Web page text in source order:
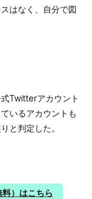
はなく、自分で図
Twitterアカウント
いるアカウントも
と判定した。
）はこちら